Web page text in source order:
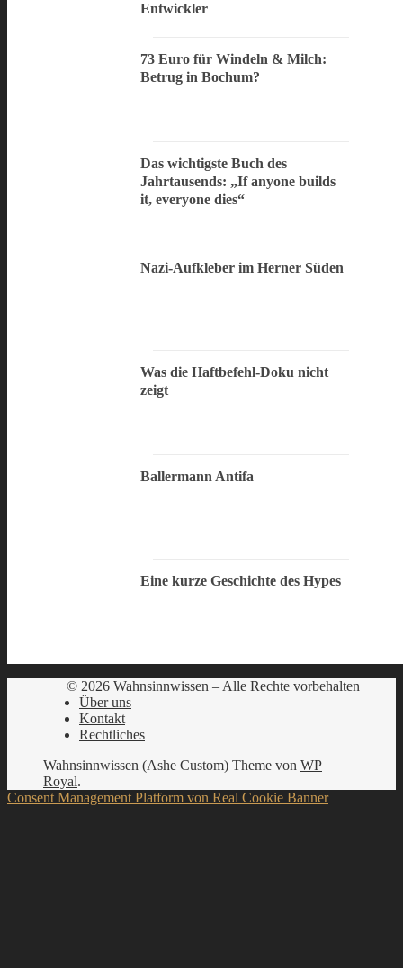
Entwickler
73 Euro für Windeln & Milch:
Betrug in Bochum?
Das wichtigste Buch des
Jahrtausends: „If anyone builds
it, everyone dies“
Nazi-Aufkleber im Herner Süden
Was die Haftbefehl-Doku nicht
zeigt
Ballermann Antifa
Eine kurze Geschichte des Hypes
© 2026 Wahnsinnwissen – Alle Rechte vorbehalten
Über uns
Kontakt
Rechtliches
Wahnsinnwissen (Ashe Custom) Theme von WP
Royal.
Consent Management Platform von Real Cookie Banner